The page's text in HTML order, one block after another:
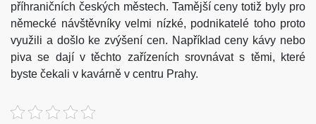
příhraničních českých městech. Tamější ceny totiž byly pro
německé návštěvníky velmi nízké, podnikatelé toho proto
využili a došlo ke zvýšení cen. Například ceny kávy nebo
piva se dají v těchto zařízeních srovnávat s těmi, které
byste čekali v kavárně v centru Prahy.